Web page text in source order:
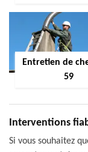
Entretien de
59
Interventions
Si vous souhaitez